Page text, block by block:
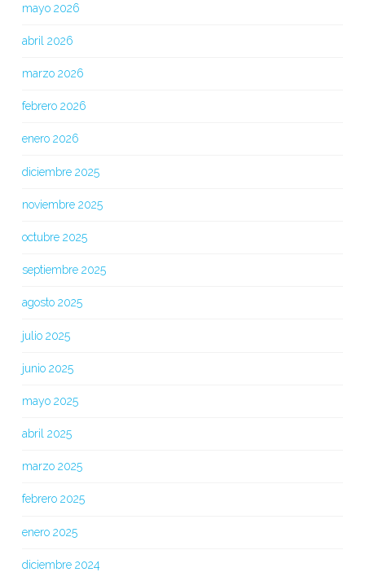
mayo 2026
abril 2026
marzo 2026
febrero 2026
enero 2026
diciembre 2025
noviembre 2025
octubre 2025
septiembre 2025
agosto 2025
julio 2025
junio 2025
mayo 2025
abril 2025
marzo 2025
febrero 2025
enero 2025
diciembre 2024